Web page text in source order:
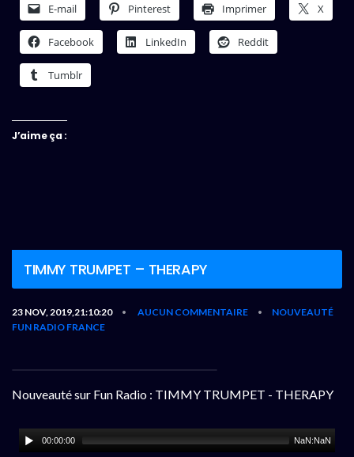
E-mail Pinterest Imprimer X
Facebook LinkedIn Reddit
Tumblr
J’aime ça :
TIMMY TRUMPET – THERAPY
23 NOV, 2019,21:10:20 • AUCUN COMMENTAIRE •
NOUVEAUTÉ
FUN RADIO FRANCE
Nouveauté sur Fun Radio : TIMMY TRUMPET - THERAPY
00:00:00 NaN:NaN